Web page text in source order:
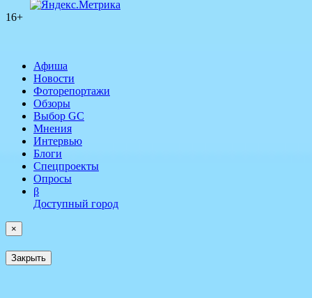
16+
Афиша
Новости
Фоторепортажи
Обзоры
Выбор GC
Мнения
Интервью
Блоги
Спецпроекты
Опросы
β
Доступный город
×
Закрыть